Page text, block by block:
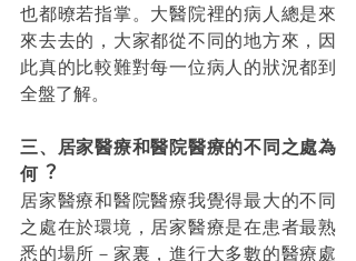
也都暸若指掌。大醫院裡的病人總是來
來去去的，大家都從不同的地方來，因
此真的比較難對每一位病人的狀況都到
全盤了解。
三、居家醫療和醫院醫療的不同之處為
何︖
居家醫療和醫院醫療我覺得最大的不同
之處在於環境，居家醫療是在患者最熟
悉的場所－家裏，進行大多數的醫療處